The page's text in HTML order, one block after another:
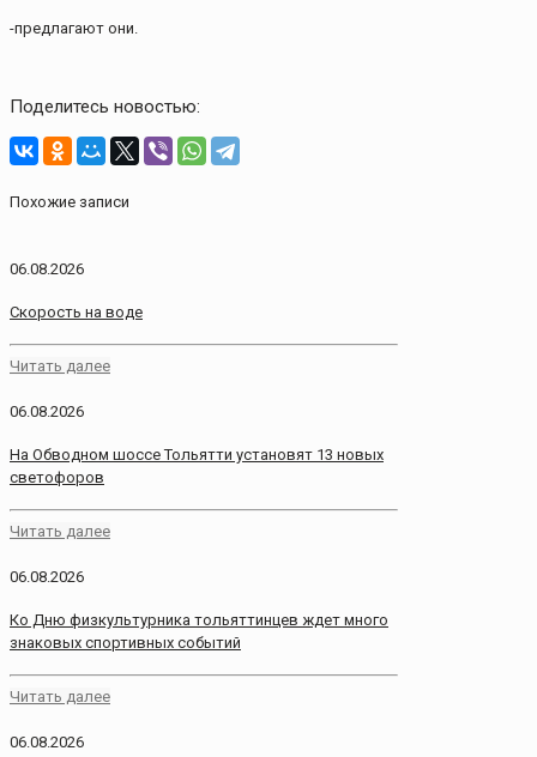
-предлагают они.
Поделитесь новостью:
Похожие записи
06.08.2026
Скорость на воде
Читать далее
06.08.2026
На Обводном шоссе Тольятти установят 13 новых
светофоров
Читать далее
06.08.2026
Ко Дню физкультурника тольяттинцев ждет много
знаковых спортивных событий
Читать далее
06.08.2026